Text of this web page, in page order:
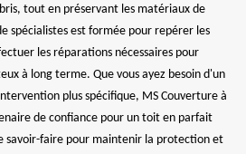
tout en préservant les matériaux de
spécialistes est formée pour repérer les
les réparations nécessaires pour
à long terme. Que vous ayez besoin d'un
plus spécifique, MS Couverture à
de confiance pour un toit en parfait
savoir-faire pour maintenir la protection et